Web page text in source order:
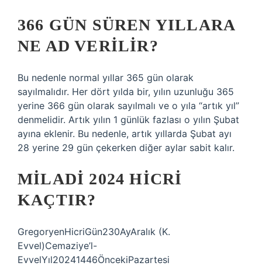
366 GÜN SÜREN YILLARA
NE AD VERILIR?
Bu nedenle normal yıllar 365 gün olarak
sayılmalıdır. Her dört yılda bir, yılın uzunluğu 365
yerine 366 gün olarak sayılmalı ve o yıla “artık yıl”
denmelidir. Artık yılın 1 günlük fazlası o yılın Şubat
ayına eklenir. Bu nedenle, artık yıllarda Şubat ayı
28 yerine 29 gün çekerken diğer aylar sabit kalır.
MILADI 2024 HICRI
KAÇTIR?
GregoryenHicriGün230AyAralık (K.
Evvel)Cemaziye’l-
EvvelYıl20241446ÖncekiPazartesi